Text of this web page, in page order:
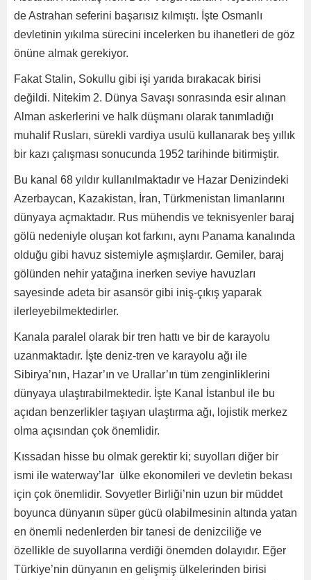
de Astrahan seferini başarısız kılmıştı. İşte Osmanlı
devletinin yıkılma sürecini incelerken bu ihanetleri de göz
önüne almak gerekiyor.
Fakat Stalin, Sokullu gibi işi yarıda bırakacak birisi
değildi. Nitekim 2. Dünya Savaşı sonrasında esir alınan
Alman askerlerini ve halk düşmanı olarak tanımladığı
muhalif Rusları, sürekli vardiya usulü kullanarak beş yıllık
bir kazı çalışması sonucunda 1952 tarihinde bitirmiştir.
Bu kanal 68 yıldır kullanılmaktadır ve Hazar Denizindeki
Azerbaycan, Kazakistan, İran, Türkmenistan limanlarını
dünyaya açmaktadır. Rus mühendis ve teknisyenler baraj
gölü nedeniyle oluşan kot farkını, aynı Panama kanalında
olduğu gibi havuz sistemiyle aşmışlardır. Gemiler, baraj
gölünden nehir yatağına inerken seviye havuzları
sayesinde adeta bir asansör gibi iniş-çıkış yaparak
ilerleyebilmektedirler.
Kanala paralel olarak bir tren hattı ve bir de karayolu
uzanmaktadır. İşte deniz-tren ve karayolu ağı ile
Sibirya’nın, Hazar’ın ve Urallar’ın tüm zenginliklerini
dünyaya ulaştırabilmektedir. İşte Kanal İstanbul ile bu
açıdan benzerlikler taşıyan ulaştırma ağı, lojistik merkez
olma açısından çok önemlidir.
Kıssadan hisse bu olmak gerektir ki; suyolları diğer bir
ismi ile waterway’lar ülke ekonomileri ve devletin bekası
için çok önemlidir. Sovyetler Birliği’nin uzun bir müddet
boyunca dünyanın süper gücü olabilmesinin altında yatan
en önemli nedenlerden bir tanesi de denizciliğe ve
özellikle de suyollarına verdiği önemden dolayıdır. Eğer
Türkiye’nin dünyanın en gelişmiş ülkelerinden birisi